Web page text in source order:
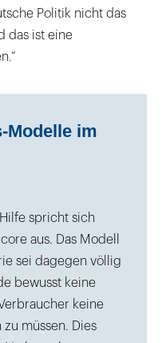
Politik nicht das
das ist eine
Modelle im
spricht sich
aus. Das Modell
sei dagegen völlig
bewusst keine
keine
müssen. Dies